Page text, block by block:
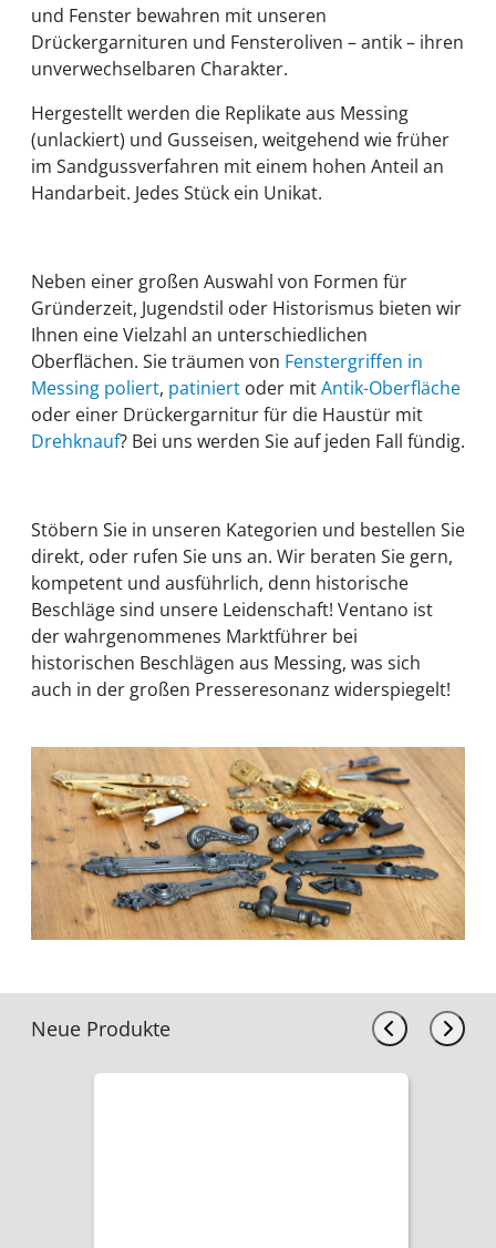
und Fenster bewahren mit unseren
Drückergarnituren und Fensteroliven – antik – ihren
unverwechselbaren Charakter.
Hergestellt werden die Replikate aus Messing
(unlackiert) und Gusseisen, weitgehend wie früher
im Sandgussverfahren mit einem hohen Anteil an
Handarbeit. Jedes Stück ein Unikat.
Neben einer großen Auswahl von Formen für
Gründerzeit, Jugendstil oder Historismus bieten wir
Ihnen eine Vielzahl an unterschiedlichen
Oberflächen. Sie träumen von Fenstergriffen in
Messing poliert, patiniert oder mitAntik-Oberfläche
oder einer Drückergarnitur für die Haustür mit
Drehknauf? Bei uns werden Sie auf jeden Fall fündig.
Stöbern Sie in unseren Kategorien und bestellen Sie
direkt, oder rufen Sie uns an. Wir beraten Sie gern,
kompetent und ausführlich, denn historische
Beschläge sind unsere Leidenschaft! Ventano ist
der wahrgenommenes Marktführer bei
historischen Beschlägen aus Messing, was sich
auch in der großen Presseresonanz widerspiegelt!
Neue Produkte